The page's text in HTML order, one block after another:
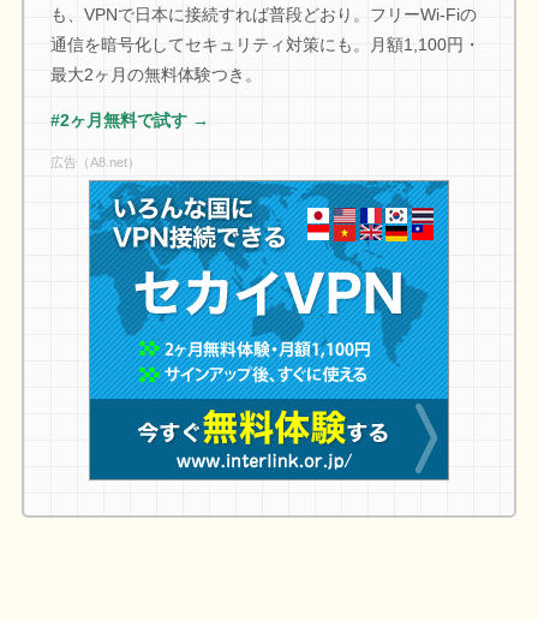
も、VPNで日本に接続すれば普段どおり。フリーWi-Fiの
通信を暗号化してセキュリティ対策にも。月額1,100円・
最大2ヶ月の無料体験つき。
#2ヶ月無料で試す →
広告（A8.net）